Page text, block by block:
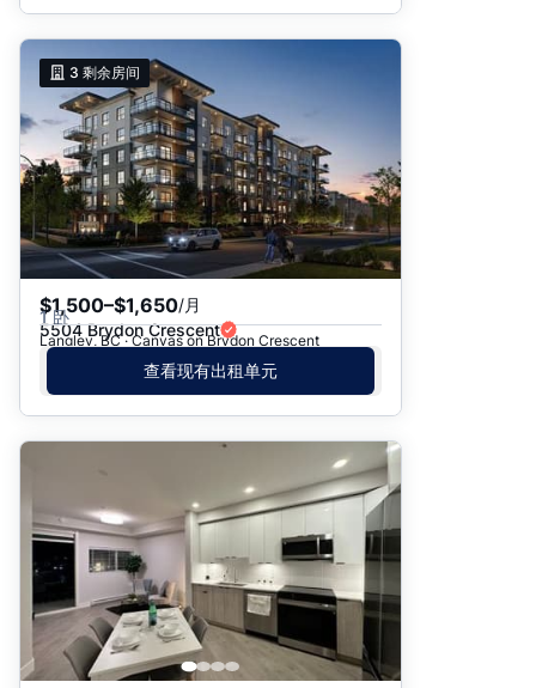
3 剩余房间
$1,500–$1,650/月
1 卧
5504 Brydon Crescent
Langley, BC · Canvas on Brydon Crescent
查看现有出租单元